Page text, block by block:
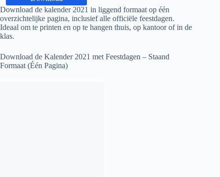
Download de kalender 2021 in liggend formaat op één
overzichtelijke pagina, inclusief alle officiële feestdagen.
Ideaal om te printen en op te hangen thuis, op kantoor of in de
klas.
Download de Kalender 2021 met Feestdagen – Staand
Formaat (Één Pagina)